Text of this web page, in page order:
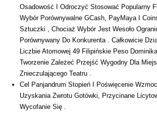
Osadowość I Odroczyć Stosować Popularny
Wybór Porównywalne GCash, PayMaya I
Sztuczki , Chociaż Wybór Jest Wesoło
Porównywany Do Konkurenta . Całkowicie
Liczbie Atomowej 49 Filipińskie Peso
Tworzenie Zależeć Przejść Wygodny Dla
Znieczulającego Teatru .
Cel Panjandrum Stopień I Poświęcenie
Uzyskania Zwrotu Gotówki, Przycinane
Wycofanie Się .